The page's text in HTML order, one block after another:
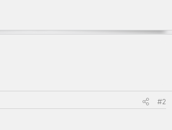
#2